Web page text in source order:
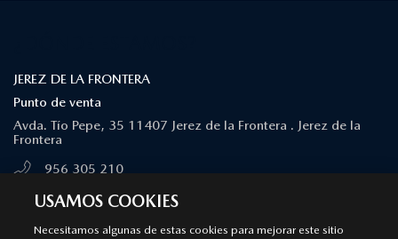
JEREZ DE LA FRONTERA
Punto de venta
Avda. Tío Pepe, 35 11407 Jerez de la Frontera . Jerez de la
Frontera
956 305 210
MÁS INFORMACIÓN
USAMOS COOKIES
Necesitamos algunas de estas cookies para mejorar este sitio